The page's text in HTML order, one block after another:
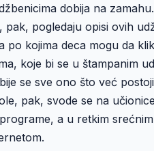
dobija na
pak, pogledaju opisi ovih
po kojima deca mogu da
koje bi se u štampanim
se sve ono što već
pak, svode se na
a u retkim